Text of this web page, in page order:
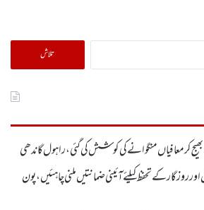
تلاش
کریں
کر معافیاں منگوانے کی کوشش کی گئی،راہول گاندھی
روزگار کے تحفظ کیلئے آئینی ضمانتیں ملنی چاہئیں، پون